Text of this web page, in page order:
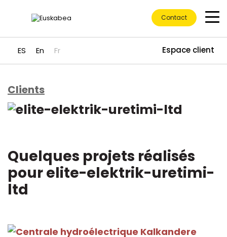
Accéder directement au contenu
ES En Fr Espace client
Contact
Clients
Quelques projets réalisés
pour elite-elektrik-uretimi-
ltd